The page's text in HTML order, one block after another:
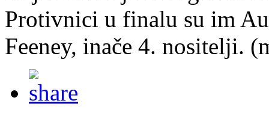
Protivnici u finalu su im
Feeney, inače 4. nositelji.